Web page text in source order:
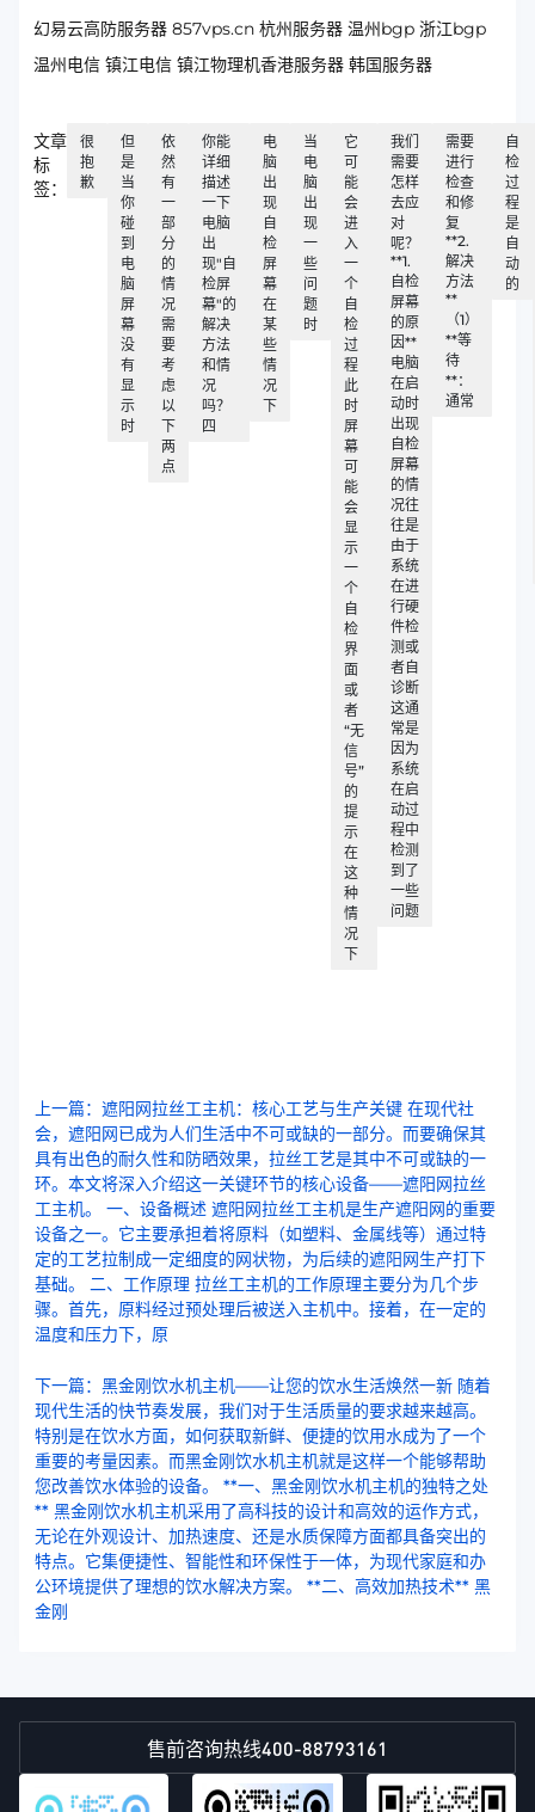
幻易云高防服务器 857vps.cn 杭州服务器 温州bgp 浙江bgp
温州电信 镇江电信 镇江物理机香港服务器 韩国服务器
文章
标
签：
很
抱
歉
但
是
当
你
碰
到
电
脑
屏
幕
没
有
显
示
时
依
然
有
一
部
分
的
情
况
需
要
考
虑
以
下
两
点
你能
详细
描述
一下
电脑
出
现"自
检屏
幕"的
解决
方法
和情
况
吗？
四
电
脑
出
现
自
检
屏
幕
在
某
些
情
况
下
当
电
脑
出
现
一
些
问
题
时
它
可
能
会
进
入
一
个
自
检
过
程
此
时
屏
幕
可
能
会
显
示
一
个
自
检
界
面
或
者
“无
信
号”
的
提
示
在
这
种
情
况
下
我们
需要
怎样
去应
对
呢？
**1.
自检
屏幕
的原
因**
电脑
在启
动时
出现
自检
屏幕
的情
况往
往是
由于
系统
在进
行硬
件检
测或
者自
诊断
这通
常是
因为
系统
在启
动过
程中
检测
到了
一些
问题
需要
进行
检查
和修
复
**2.
解决
方法
**
（1）
**等
待
**：
通常
自
检
过
程
是
自
动
的
上一篇：遮阳网拉丝工主机：核心工艺与生产关键 在现代社
会，遮阳网已成为人们生活中不可或缺的一部分。而要确保其
具有出色的耐久性和防晒效果，拉丝工艺是其中不可或缺的一
环。本文将深入介绍这一关键环节的核心设备——遮阳网拉丝
工主机。 一、设备概述 遮阳网拉丝工主机是生产遮阳网的重要
设备之一。它主要承担着将原料（如塑料、金属线等）通过特
定的工艺拉制成一定细度的网状物，为后续的遮阳网生产打下
基础。 二、工作原理 拉丝工主机的工作原理主要分为几个步
骤。首先，原料经过预处理后被送入主机中。接着，在一定的
温度和压力下，原
下一篇：黑金刚饮水机主机——让您的饮水生活焕然一新 随着
现代生活的快节奏发展，我们对于生活质量的要求越来越高。
特别是在饮水方面，如何获取新鲜、便捷的饮用水成为了一个
重要的考量因素。而黑金刚饮水机主机就是这样一个能够帮助
您改善饮水体验的设备。 **一、黑金刚饮水机主机的独特之处
** 黑金刚饮水机主机采用了高科技的设计和高效的运作方式，
无论在外观设计、加热速度、还是水质保障方面都具备突出的
特点。它集便捷性、智能性和环保性于一体，为现代家庭和办
公环境提供了理想的饮水解决方案。 **二、高效加热技术** 黑
金刚
售前咨询热线400-88793161